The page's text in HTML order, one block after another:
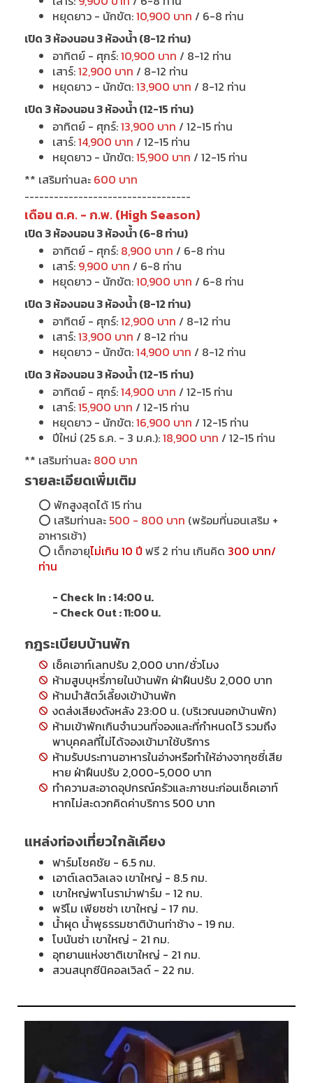
หยุดยาว - นักขัต:10,900 บาท / 6-8 ท่าน
เปิด 3 ห้องนอน 3 ห้องน้ำ (8-12 ท่าน)
อาทิตย์ - ศุกร์:10,900 บาท / 8-12 ท่าน
เสาร์:12,900 บาท / 8-12 ท่าน
หยุดยาว - นักขัต:13,900 บาท / 8-12 ท่าน
เปิด 3 ห้องนอน 3 ห้องน้ำ (12-15 ท่าน)
อาทิตย์ - ศุกร์:13,900 บาท / 12-15 ท่าน
เสาร์:14,900 บาท / 12-15 ท่าน
หยุดยาว - นักขัต:15,900 บาท / 12-15 ท่าน
** เสริมท่านละ 600 บาท
----------------------------------
เดือน ต.ค. - ก.พ. (High Season)
เปิด 3 ห้องนอน 3 ห้องน้ำ (6-8 ท่าน)
อาทิตย์ - ศุกร์: 8,900 บาท / 6-8 ท่าน
เสาร์: 9,900 บาท / 6-8 ท่าน
หยุดยาว - นักขัต:10,900 บาท / 6-8 ท่าน
เปิด 3 ห้องนอน 3 ห้องน้ำ (8-12 ท่าน)
อาทิตย์ - ศุกร์:12,900 บาท / 8-12 ท่าน
เสาร์:13,900 บาท / 8-12 ท่าน
หยุดยาว - นักขัต:14,900 บาท / 8-12 ท่าน
เปิด 3 ห้องนอน 3 ห้องน้ำ (12-15 ท่าน)
อาทิตย์ - ศุกร์:14,900 บาท / 12-15 ท่าน
เสาร์:15,900 บาท / 12-15 ท่าน
หยุดยาว - นักขัต:16,900 บาท / 12-15 ท่าน
ปีใหม่ (25 ธ.ค. - 3 ม.ค.):18,900 บาท / 12-15 ท่าน
** เสริมท่านละ 800 บาท
รายละเอียดเพิ่มเติม
⭕ พักสูงสุดได้ 15 ท่าน
⭕ เสริมท่านละ 500 - 800 บาท (พร้อมที่นอนเสริม +
อาหารเช้า)
⭕ เด็กอายุไม่เกิน 10 ปี ฟรี 2 ท่าน เกินคิด 300 บาท/
ท่าน
- Check In : 14:00 น.
- Check Out : 11:00 น.
กฎระเบียบบ้านพัก
เช็คเอาท์เลทปรับ 2,000 บาท/ชั่วโมง
ห้ามสูบบุหรี่ภายในบ้านพัก ฝ่าฝืนปรับ 2,000 บาท
ห้ามนำสัตว์เลี้ยงเข้าบ้านพัก
งดส่งเสียงดังหลัง 23:00 น. (บริเวณนอกบ้านพัก)
ห้ามเข้าพักเกินจำนวนที่จองและที่กำหนดไว้ รวมถึง
พาบุคคลที่ไม่ได้จองเข้ามาใช้บริการ
ห้ามรับประทานอาหารในอ่างหรือทำให้อ่างจากุซซี่เสีย
หาย ฝ่าฝืนปรับ 2,000-5,000 บาท
ทำความสะอาดอุปกรณ์ครัวและภาชนะก่อนเช็คเอาท์
หากไม่สะดวกคิดค่าบริการ 500 บาท
แหล่งท่องเที่ยวใกล้เคียง
ฟาร์มโชคชัย - 6.5 กม.
เอาต์เลตวิลเลจ เขาใหญ่ - 8.5 กม.
เขาใหญ่พาโนราม่าฟาร์ม - 12 กม.
พรีโม เพียซซ่า เขาใหญ่ - 17 กม.
น้ำผุด น้ำพุธรรมชาติบ้านท่าช้าง - 19 กม.
โบนันซ่า เขาใหญ่ - 21 กม.
อุทยานแห่งชาติเขาใหญ่ - 21 กม.
สวนสนุกซีนิคอลเวิลด์ - 22 กม.